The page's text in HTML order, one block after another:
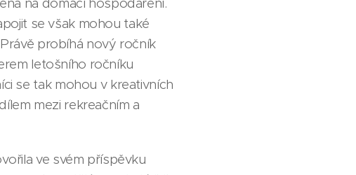
se však mohou také
probíhá nový ročník
letošního ročníku
se tak mohou v kreativních
mezi rekreačním a
ve svém příspěvku